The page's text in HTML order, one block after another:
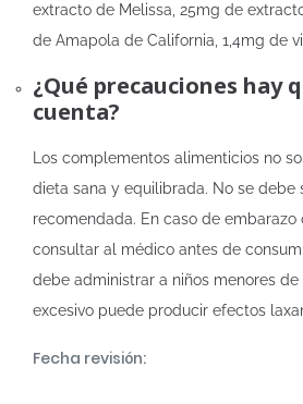
extracto de Melissa, 25mg de
de Amapola de California, 1,4mg de
¿Qué precauciones hay
cuenta?
Los complementos alimenticios no
dieta sana y equilibrada. No se debe
recomendada. En caso de
consultar al médico antes de
debe administrar a niños menores de
excesivo puede producir efectos
Fecha revisión: